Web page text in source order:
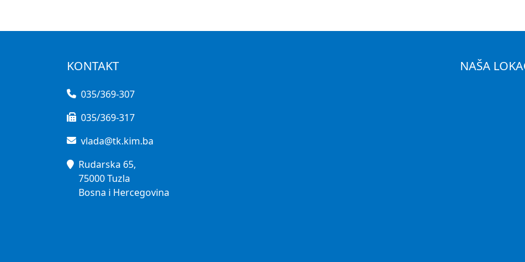
KONTAKT
035/369-307
035/369-317
vlada@tk.kim.ba
Rudarska 65,
75000 Tuzla
Bosna i Hercegovina
NAŠA